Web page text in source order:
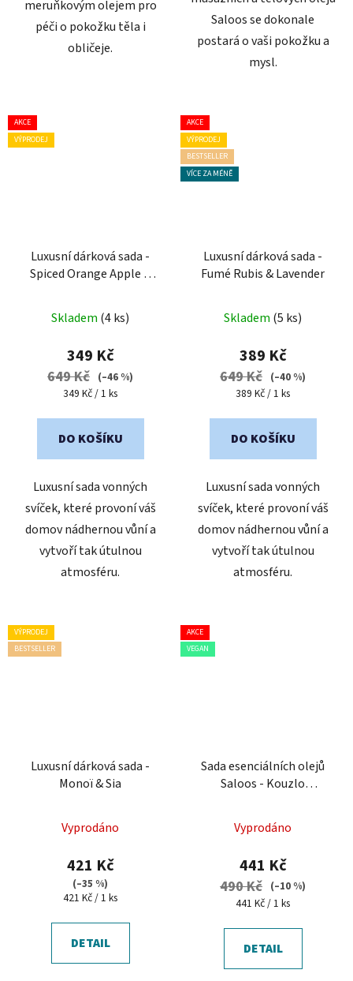
meruňkovým olejem pro
péči o pokožku těla i
obličeje.
Saloos se dokonale
postará o vaši pokožku a
mysl.
AKCE
VÝPRODEJ
Luxusní dárková sada -
Spiced Orange Apple &
hodnocení
produktu
je
5,0
5
Skladem (4 ks)
349 Kč
649 Kč (–46 %)
Měrná
349 Kč / 1 ks
DO KOŠÍKU
Luxusní sada vonných
svíček, které provoní váš
domov nádhernou vůní a
vytvoří tak útulnou
atmosféru.
AKCE
VÝPRODEJ
BESTSELLER
VÍCE ZA MÉNĚ
Luxusní dárková sada -
Fumé Rubis & Lavender
Skladem (5 ks)
389 Kč
649 Kč (–40 %)
Měrná
389 Kč / 1 ks
DO KOŠÍKU
Luxusní sada vonných
svíček, které provoní váš
domov nádhernou vůní a
vytvoří tak útulnou
atmosféru.
VÝPRODEJ
BESTSELLER
Luxusní dárková sada -
Monoï & Sia
Vyprodáno
421 Kč
(–35 %)
Měrná
421 Kč / 1 ks
DETAIL
AKCE
VEGAN
Sada esenciálních olejů
Saloos - Kouzlo
Vyprodáno
441 Kč
490 Kč (–10 %)
Měrná
441 Kč / 1 ks
DETAIL